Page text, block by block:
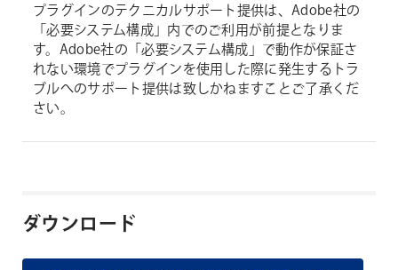
プラグインのテクニカルサポート提供は、Adobe社の
「必要システム構成」内でのご利用が前提となりま
す。Adobe社の「必要システム構成」で動作が保証さ
れない環境でプラグインを使用した際に発生するトラ
ブルへのサポート提供は致しかねますことご了承くだ
さい。
ダウンロード